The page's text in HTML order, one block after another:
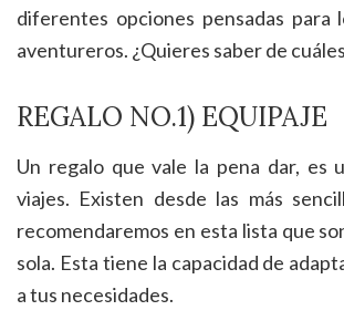
diferentes opciones pensadas para
aventureros. ¿Quieres saber de
REGALO NO.1) EQUIPAJE
Un regalo que vale la pena dar, es
viajes. Existen desde las más
recomendaremos en esta lista que
sola. Esta tiene la capacidad de
a tus necesidades.